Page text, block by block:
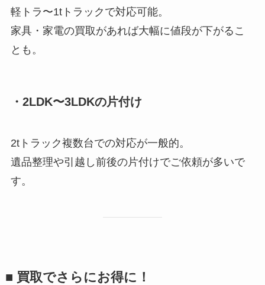
軽トラ〜1tトラックで対応可能。
家具・家電の買取があれば大幅に値段が下がるこ
とも。
・2LDK〜3LDKの片付け
2tトラック複数台での対応が一般的。
遺品整理や引越し前後の片付けでご依頼が多いで
す。
■ 買取でさらにお得に！